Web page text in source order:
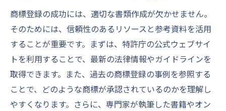
商標登録の成功には、適切な書類作成が欠かせません。
そのためには、信頼性のあるリソースと参考資料を活用
することが重要です。まずは、特許庁の公式ウェブサイ
トを利用することで、最新の法律情報やガイドラインを
取得できます。また、過去の商標登録の事例を参照する
ことで、どのような商標が承認されているのかを理解し
やすくなります。さらに、専門家が執筆した書籍やオン